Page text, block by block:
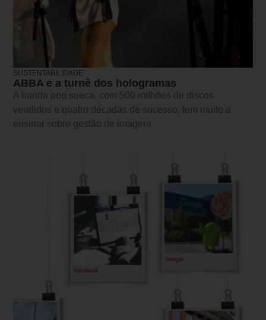
SUSTENTABILIDADE
ABBA e a turnê dos hologramas
A banda pop sueca, com 500 milhões de discos
vendidos e quatro décadas de sucesso, tem muito a
ensinar sobre gestão de imagem